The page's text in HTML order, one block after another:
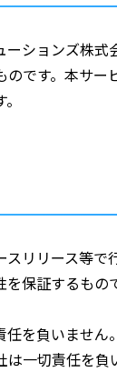
ションズ株
です。本サ
リリース等
保証するも
を負いません。
一切責任を負